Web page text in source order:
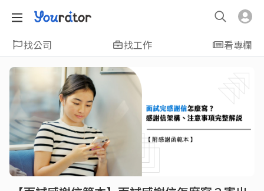
找公司 找工作 看專欄